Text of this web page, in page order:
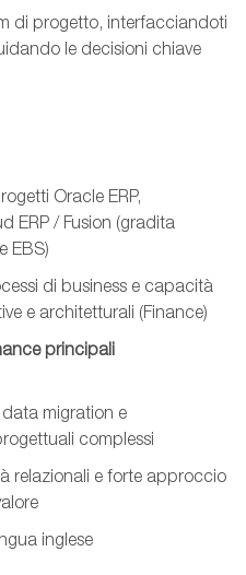
di progetto, interfacciandoti
le decisioni chiave
Oracle ERP,
ERP / Fusion (gradita
EBS)
di business e capacità
e architetturali (Finance)
principali
data migration e
complessi
relazionali e forte approccio
inglese